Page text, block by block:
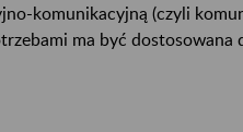
komunikacyjną (czyli
ma być dostosowana